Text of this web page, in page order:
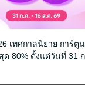
เทศกาลนิยาย การ์ตู
80% ตั้งแต่วันที่ 31